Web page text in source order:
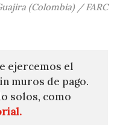
(Colombia) / FARC
ejercemos el
muros de pago.
solos, como